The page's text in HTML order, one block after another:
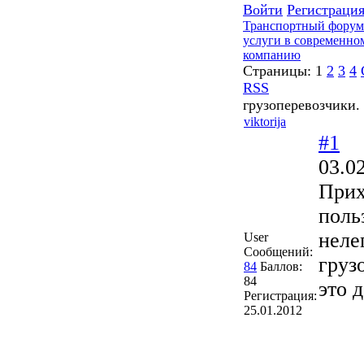
Войти Регистрация
Транспортный
услуги в
компанию
Страницы: 1 2 3 4
RSS
грузоперевозчики.
viktorija
User
Сообщений:
84 Баллов:
84
Регистрация:
25.01.2012
#1
это